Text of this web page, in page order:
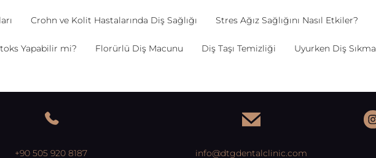
Crohn ve Kolit Hastalarında Diş Sağlığı Stres Ağız Sağlığını Nasıl Etkiler?
Yapabilir mi? Florürlü Diş Macunu Diş Taşı Temizliği Uyurken Diş Sıkma
+90 505 920 8187 info@dtgdentalclinic.com